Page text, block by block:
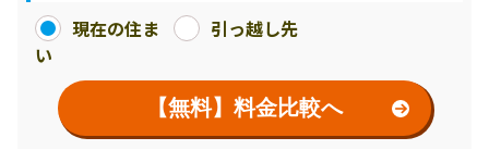
現在の住ま
い
引っ越し先
【無料】料金比較へ